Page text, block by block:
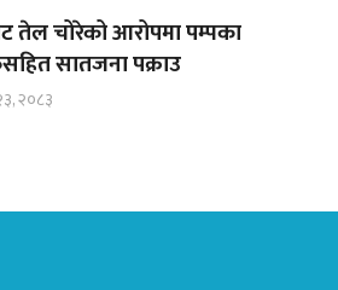
तेल चोरेको आरोपमा पम्पका
सातजना पक्राउ
२०८३